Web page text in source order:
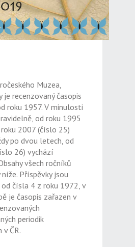
Muzea,
je recenzovaný časopis
roku 1957. V minulosti
od roku 1995
2007 (číslo 25)
po dvou letech, od
26) vychází
všech ročníků
Příspěvky jsou
čísla 4 z roku 1972, v
je časopis zařazen v
periodik
ČR.